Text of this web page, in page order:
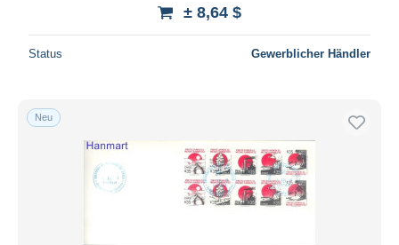
± 8,64 $
Status Gewerblicher Händler
Neu